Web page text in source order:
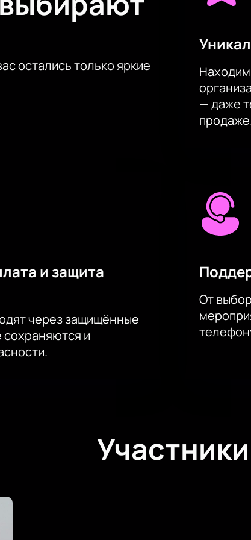
остались только яркие
— даже
и защита
через защищённые
и
От
Участники